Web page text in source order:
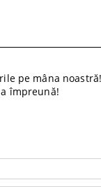
pe mâna
împreună!